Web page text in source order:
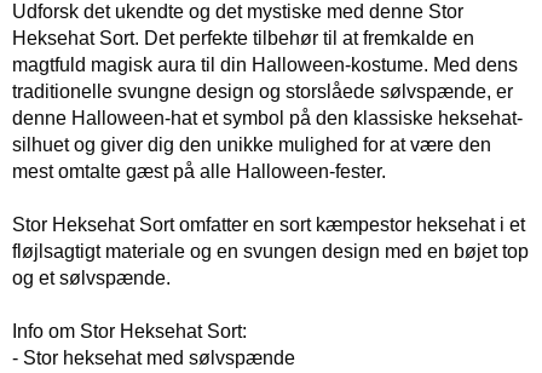
Udforsk det ukendte og det mystiske med denne Stor
Heksehat Sort. Det perfekte tilbehør til at fremkalde en
magtfuld magisk aura til din Halloween-kostume. Med dens
traditionelle svungne design og storslåede sølvspænde, er
denne Halloween-hat et symbol på den klassiske heksehat-
silhuet og giver dig den unikke mulighed for at være den
mest omtalte gæst på alle Halloween-fester.
Stor Heksehat Sort omfatter en sort kæmpestor heksehat i et
fløjlsagtigt materiale og en svungen design med en bøjet top
og et sølvspænde.
Info om Stor Heksehat Sort:
- Stor heksehat med sølvspænde